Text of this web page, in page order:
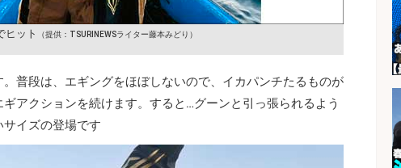
ヒット （提供：TSURINEWSライター藤本みどり）
普段は、エギングをほぼしないので、イカパンチたるものが
アクションを続けます。すると…グーンと引っ張られるよう
イズの登場です